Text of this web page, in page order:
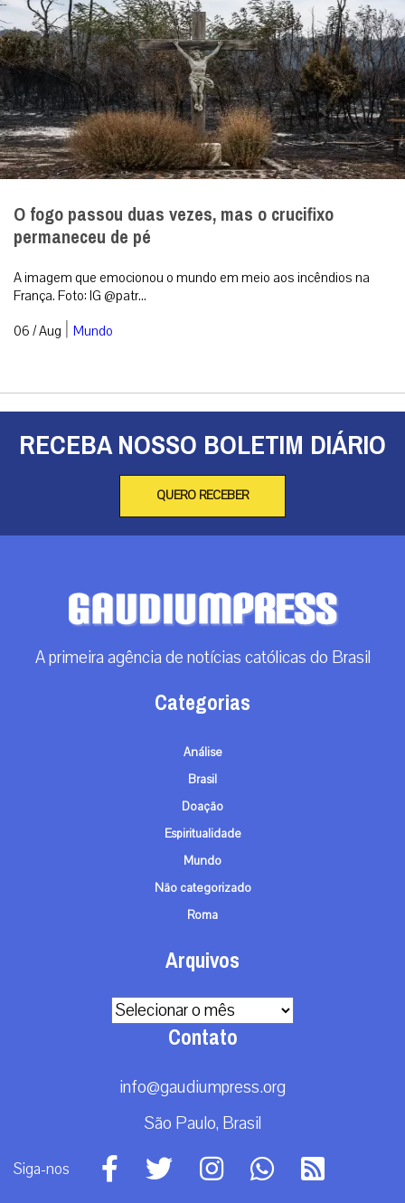
O fogo passou duas vezes, mas o crucifixo
permaneceu de pé
A imagem que emocionou o mundo em meio aos incêndios na
França. Foto: IG @patr...
06 / Aug | Mundo
RECEBA NOSSO BOLETIM DIÁRIO
QUERO RECEBER
A primeira agência de notícias católicas do Brasil
Categorias
Análise
Brasil
Doação
Espiritualidade
Mundo
Não categorizado
Roma
Arquivos
Arquivos
Contato
info@gaudiumpress.org
São Paulo, Brasil
Siga-nos